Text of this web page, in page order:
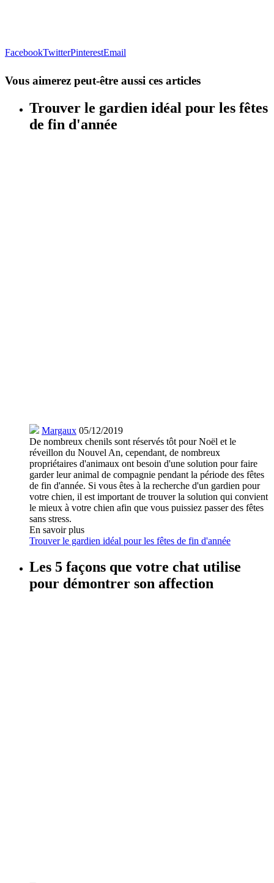
FacebookTwitterPinterestEmail
Vous aimerez peut-être aussi ces articles
Trouver le gardien idéal pour les fêtes
de fin d'année
Margaux 05/12/2019
De nombreux chenils sont réservés tôt pour Noël et le
réveillon du Nouvel An, cependant, de nombreux
propriétaires d'animaux ont besoin d'une solution pour faire
garder leur animal de compagnie pendant la période des fêtes
de fin d'année. Si vous êtes à la recherche d'un gardien pour
votre chien, il est important de trouver la solution qui convient
le mieux à votre chien afin que vous puissiez passer des fêtes
sans stress.
En savoir plus
Trouver le gardien idéal pour les fêtes de fin d'année
Les 5 façons que votre chat utilise
pour démontrer son affection